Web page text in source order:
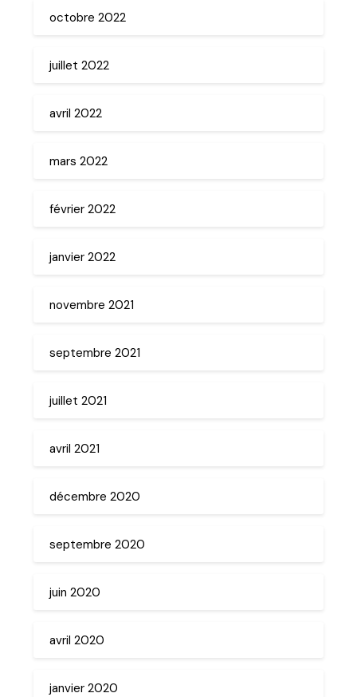
octobre 2022
juillet 2022
avril 2022
mars 2022
février 2022
janvier 2022
novembre 2021
septembre 2021
juillet 2021
avril 2021
décembre 2020
septembre 2020
juin 2020
avril 2020
janvier 2020